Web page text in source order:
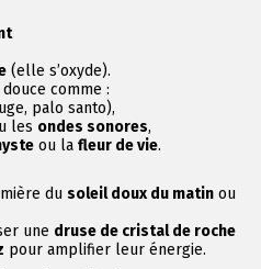
(elle s’oxyde).
comme :
palo santo),
les ondes sonores,
ou la fleur de vie.
du soleil doux du matin ou
une druse de cristal de roche
pour amplifier leur énergie.